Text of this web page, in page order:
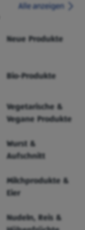
Alle anzeigen
Neue Produkte
Bio-Produkte
Vegetarische &
Vegane Produkte
Wurst &
Aufschnitt
Milchprodukte &
Eier
Nudeln, Reis &